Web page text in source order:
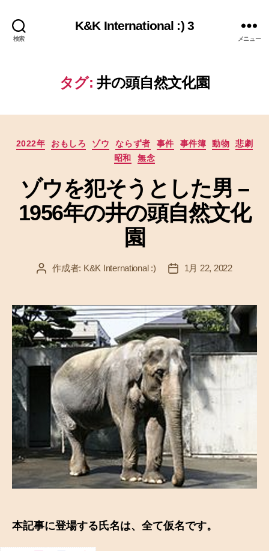
検索
K&K International :) 3
メニュー
タグ: 井の頭自然文化園
カ
テ
リ
ー
2022年 おもしろ ゾウ ならず者 事件 事件簿 動物
悲劇
昭和
無念
ゾウを犯そうとした男 –
1956年の井の頭自然文化
園
投 作成者: K&K International :)
投
1月 22, 2022
本記事に登場する氏名は、全て仮名です。